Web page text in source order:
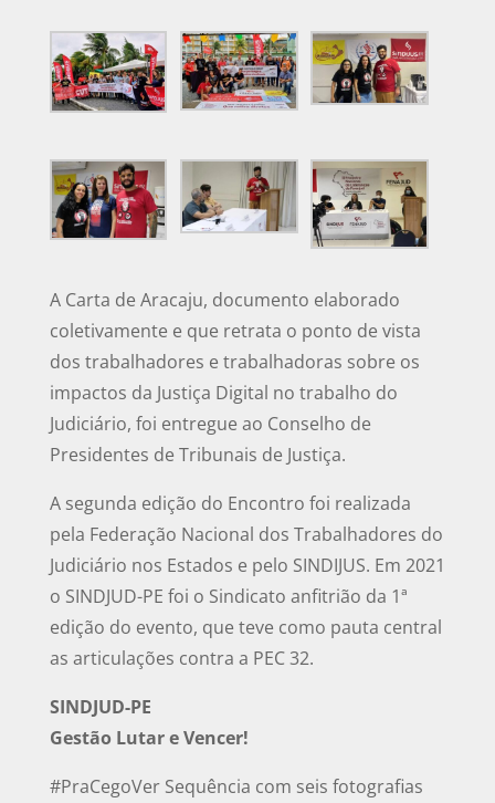
A Carta de Aracaju, documento elaborado
coletivamente e que retrata o ponto de vista
dos trabalhadores e trabalhadoras sobre os
impactos da Justiça Digital no trabalho do
Judiciário, foi entregue ao Conselho de
Presidentes de Tribunais de Justiça.
A segunda edição do Encontro foi realizada
pela Federação Nacional dos Trabalhadores do
Judiciário nos Estados e pelo SINDIJUS. Em 2021
o SINDJUD-PE foi o Sindicato anfitrião da 1ª
edição do evento, que teve como pauta central
as articulações contra a PEC 32.
SINDJUD-PE
Gestão Lutar e Vencer!
#PraCegoVer Sequência com seis fotografias